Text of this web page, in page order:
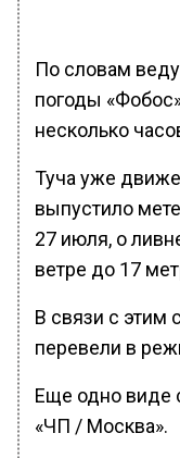
По словам
погоды
несколько
Туча уже
выпустило
27 июля, о
ветре до 17
В связи с этим
перевели в
Еще одно виде
«ЧП / Москва».